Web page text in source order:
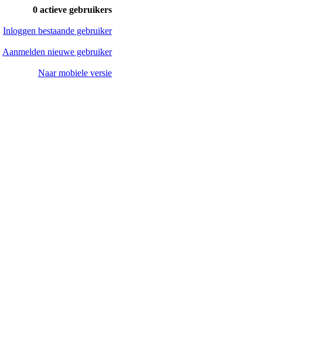
0 actieve gebruikers
Inloggen bestaande gebruiker
Aanmelden nieuwe gebruiker
Naar mobiele versie